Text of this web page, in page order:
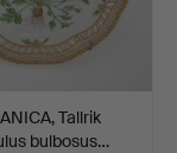
Tallrik
bulbosus…